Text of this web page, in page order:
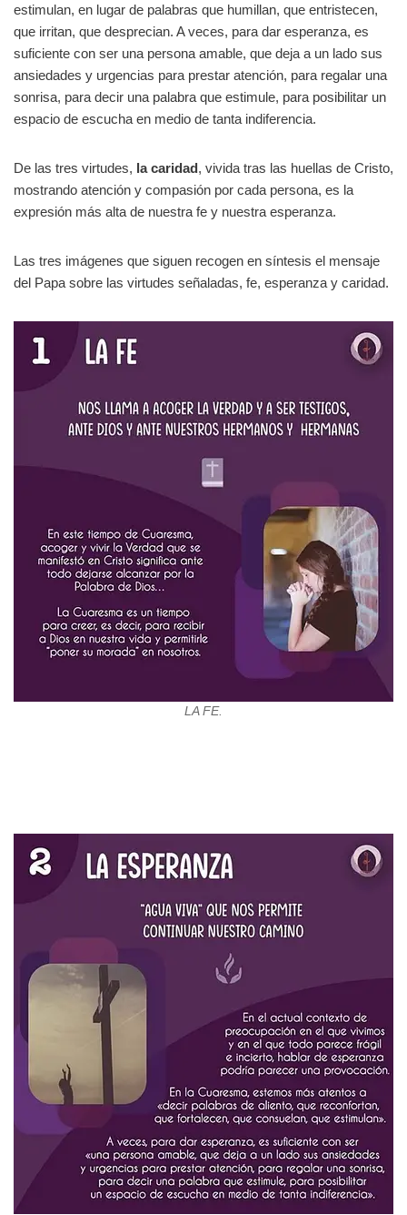
estimulan, en lugar de palabras que humillan, que entristecen,
que irritan, que desprecian. A veces, para dar esperanza, es
suficiente con ser una persona amable, que deja a un lado sus
ansiedades y urgencias para prestar atención, para regalar una
sonrisa, para decir una palabra que estimule, para posibilitar un
espacio de escucha en medio de tanta indiferencia.
De las tres virtudes, la caridad, vivida tras las huellas de Cristo,
mostrando atención y compasión por cada persona, es la
expresión más alta de nuestra fe y nuestra esperanza.
Las tres imágenes que siguen recogen en síntesis el mensaje
del Papa sobre las virtudes señaladas, fe, esperanza y caridad.
LA FE.